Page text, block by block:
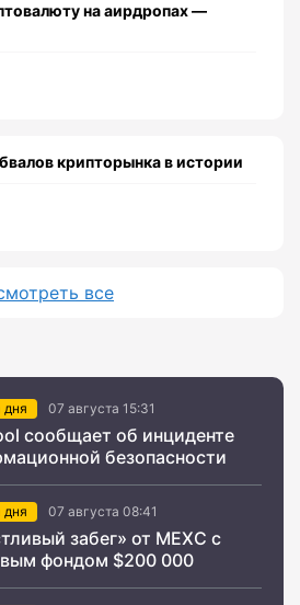
на аирдропах —
крипторынка в истории
все
дня 07 августа 15:31
сообщает об инциденте
безопасности
дня 07 августа 08:41
забег» от MEXC с
фондом $200 000